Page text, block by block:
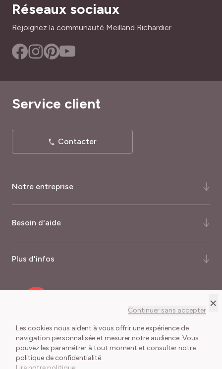
×
Continuer sans accepter
Les cookies nous aident à vous offrir une expérience de
navigation personnalisée et mesurer notre audience. Vous
pouvez les paramétrer à tout moment et consulter notre
politique de confidentialité.
Réseaux sociaux
Rejoignez la communauté Meilland Richardier
Notre entreprise
Palmarès du magazine Capital
Besoin d'aide
Quand commander ?
Délais de livraison
Lexique du jardinier
Plus d'infos
Nos garanties
Service client
Contacter
Conditions Générales de Vente
Mentions légales
Cookies et collecte des données